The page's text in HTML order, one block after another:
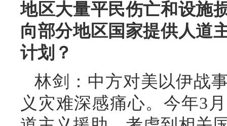
地区大量平民伤亡和设施
向部分地区国家提供人道
计划？
林剑：中方对美以伊战
义灾难深感痛心。今年3